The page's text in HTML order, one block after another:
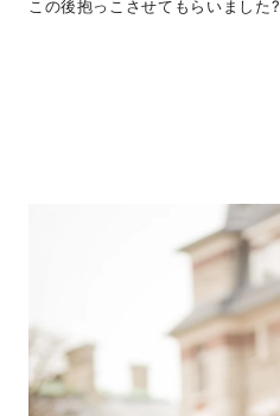
この後抱っこさせてもらいました?